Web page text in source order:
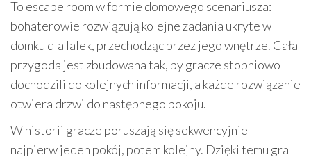
To escape room w formie domowego scenariusza:
bohaterowie rozwiązują kolejne zadania ukryte w
domku dla lalek, przechodząc przez jego wnętrze. Cała
przygoda jest zbudowana tak, by gracze stopniowo
dochodzili do kolejnych informacji, a każde rozwiązanie
otwiera drzwi do następnego pokoju.
W historii gracze poruszają się sekwencyjnie —
najpierw jeden pokój, potem kolejny. Dzięki temu gra